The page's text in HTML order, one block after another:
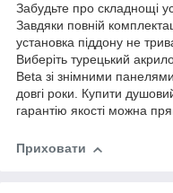
Забудьте про складнощі
Завдяки повній
установка піддону не
Виберіть турецький
Beta зі знімними
довгі роки. Купити
гарантію якості можна
Приховати